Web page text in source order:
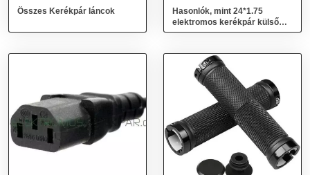
Összes Kerékpár láncok
Hasonlók, mint 24*1.75
elektromos kerékpár külső
gumi (köpeny)